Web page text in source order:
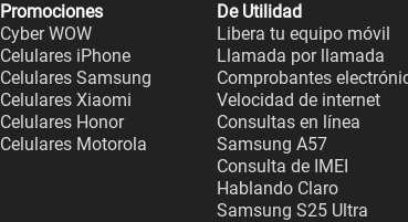
Promociones
Cyber WOW
Celulares iPhone
Celulares Samsung
Celulares Xiaomi
Celulares Honor
Celulares Motorola
De Utilidad
Libera tu equipo móvil
Llamada por llamada
Comprobantes
Velocidad de internet
Consultas en línea
Samsung A57
Consulta de IMEI
Hablando Claro
Samsung S25 Ultra